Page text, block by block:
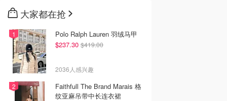
大家都在抢
Polo Ralph Lauren 羽绒马甲
$237.30 $419.00
2036人感兴趣
Faithfull The Brand Marais 格
纹亚麻吊带中长连衣裙